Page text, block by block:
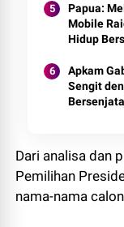
Papua:
Mobile
Hidup
Apkam
Sengit
Bersenjata
Dari analisa dan
Pemilihan
nama-nama